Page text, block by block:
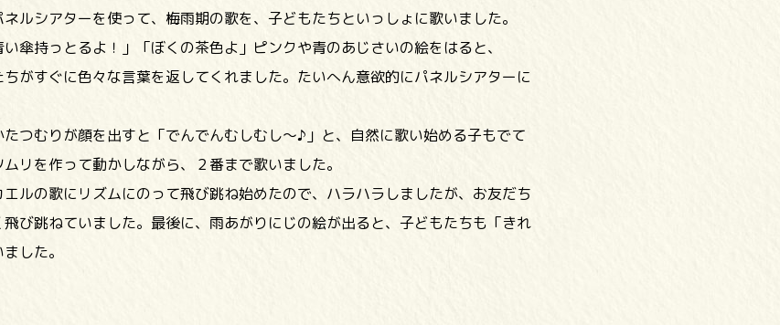
ルシアターを使って、梅雨期の歌を、子どもたちといっしょに歌いました。
傘持っとるよ！」「ぼくの茶色よ」ピンクや青のあじさいの絵をはると、
ちがすぐに色々な言葉を返してくれました。たいへん意欲的にパネルシアターに
つむりが顔を出すと「でんでんむしむし～♪」と、自然に歌い始める子もでて
リを作って動かしながら、２番まで歌いました。
ルの歌にリズムにのって飛び跳ね始めたので、ハラハラしましたが、お友だち
び跳ねていました。最後に、雨あがりにじの絵が出ると、子どもたちも「きれ
した。